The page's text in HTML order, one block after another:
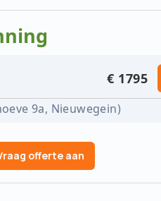
€ 1795
9a, Nieuwegein)
offerte aanAris